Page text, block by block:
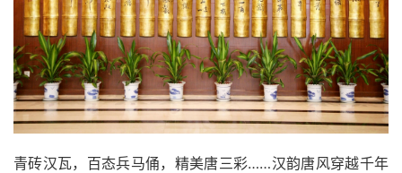
青砖汉瓦，百态兵马俑，精美唐三彩……汉韵唐风穿越千年